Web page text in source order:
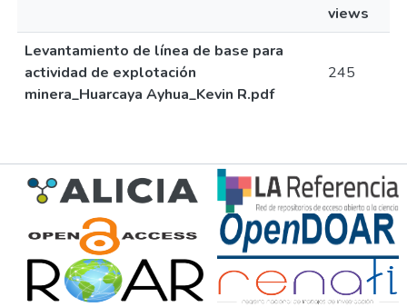
views
Levantamiento de línea de base para
actividad de explotación
minera_Huarcaya Ayhua_Kevin R.pdf
245